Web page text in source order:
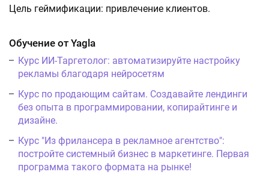
Цель геймификации: привлечение клиентов.
Обучение от Yagla
Курс ИИ-Таргетолог: автоматизируйте настройку
рекламы благодаря нейросетям
Курс по продающим сайтам. Создавайте лендинги
без опыта в программировании, копирайтинге и
дизайне.
Курс "Из фрилансера в рекламное агентство":
постройте системный бизнес в маркетинге. Первая
программа такого формата на рынке!